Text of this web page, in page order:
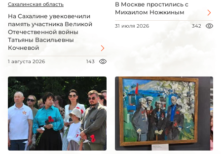
Сахалинская область
На Сахалине увековечили
память участника Великой
Отечественной войны
Татьяны Васильевны
Кочневой
1 августа 2026 143
В Москве простились с
Михаилом Ножкиным
31 июля 2026 342